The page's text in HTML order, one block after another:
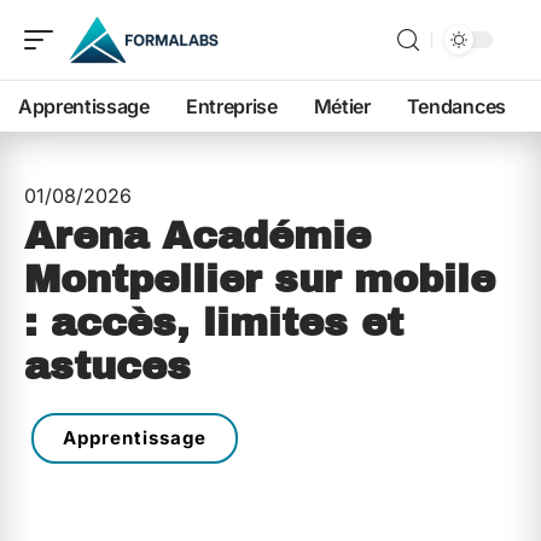
Apprentissage Entreprise Métier Tendances
01/08/2026
Arena Académie
Montpellier sur mobile
: accès, limites et
astuces
Apprentissage